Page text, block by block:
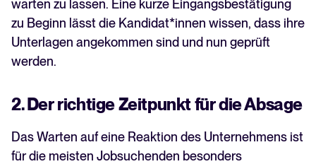
warten zu lassen. Eine kurze Eingangsbestätigung
zu Beginn lässt die Kandidat*innen wissen, dass ihre
Unterlagen angekommen sind und nun geprüft
werden.
2. Der richtige Zeitpunkt für die Absage
Das Warten auf eine Reaktion des Unternehmens ist
für die meisten Jobsuchenden besonders